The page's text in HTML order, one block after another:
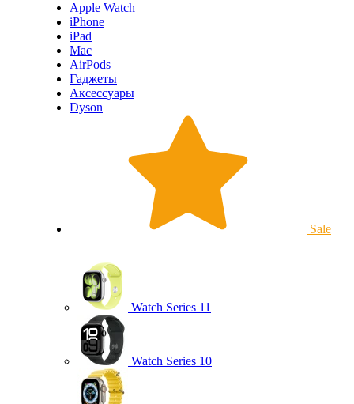
Apple Watch
iPhone
iPad
Mac
AirPods
Гаджеты
Аксессуары
Dyson
Sale
Watch Series 11
Watch Series 10